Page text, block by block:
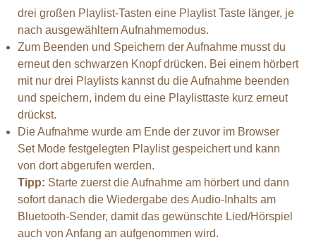
drei großen Playlist-Tasten eine Playlist Taste länger, je
nach ausgewähltem Aufnahmemodus.
Zum Beenden und Speichern der Aufnahme musst du
erneut den schwarzen Knopf drücken. Bei einem hörbert
mit nur drei Playlists kannst du die Aufnahme beenden
und speichern, indem du eine Playlisttaste kurz erneut
drückst.
Die Aufnahme wurde am Ende der zuvor im Browser
Set Mode festgelegten Playlist gespeichert und kann
von dort abgerufen werden.
Tipp: Starte zuerst die Aufnahme am hörbert und dann
sofort danach die Wiedergabe des Audio-Inhalts am
Bluetooth-Sender, damit das gewünschte Lied/Hörspiel
auch von Anfang an aufgenommen wird.